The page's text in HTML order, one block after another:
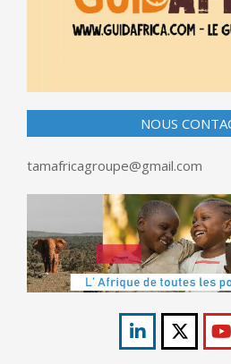
NOUS
tamafricagroupe@gmail.com